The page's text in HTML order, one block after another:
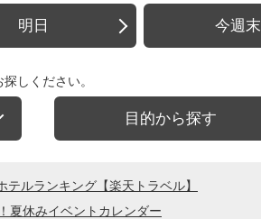
明日 今週末
しください。
目的から探す
ルランキング【楽天トラベル】
夏休みイベントカレンダー